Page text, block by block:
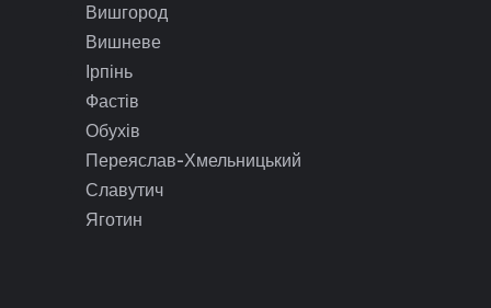
Вишгород
Вишневе
Ірпінь
Фастів
Обухів
Переяслав-Хмельницький
Славутич
Яготин